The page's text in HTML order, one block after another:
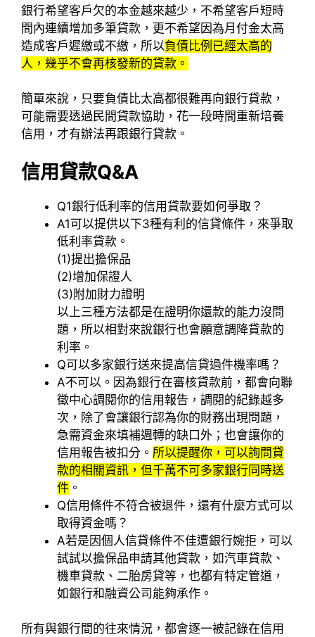
銀行希望客戶欠的本金越來越少，不希望客戶短時
間內連續增加多筆貸款，更不希望因為月付金太高
造成客戶遲繳或不繳，所以負債比例已經太高的
人，幾乎不會再核發新的貸款。
簡單來說，只要負債比太高都很難再向銀行貸款，
可能需要透過民間貸款協助，花一段時間重新培養
信用，才有辦法再跟銀行貸款。
信用貸款Q&A
Q1銀行低利率的信用貸款要如何爭取？
A1可以提供以下3種有利的信貸條件，來爭取
低利率貸款。
(1)提出擔保品
(2)增加保證人
(3)附加財力證明
以上三種方法都是在證明你還款的能力沒問
題，所以相對來說銀行也會願意調降貸款的
利率。
Q可以多家銀行送來提高信貸過件機率嗎？
A不可以。因為銀行在審核貸款前，都會向聯
徵中心調閱你的信用報告，調閱的紀錄越多
次，除了會讓銀行認為你的財務出現問題，
急需資金來填補週轉的缺口外；也會讓你的
信用報告被扣分。 所以提醒你，可以詢問貸
款的相關資訊，但千萬不可多家銀行同時送
件 。
Q信用條件不符合被退件，還有什麼方式可以
取得資金嗎？
A若是因個人信貸條件不佳遭銀行婉拒，可以
試試以擔保品申請其他貸款，如汽車貸款、
機車貸款、二胎房貸等，也都有特定管道，
如銀行和融資公司能夠承作。
所有與銀行間的往來情況，都會逐一被記錄在信用